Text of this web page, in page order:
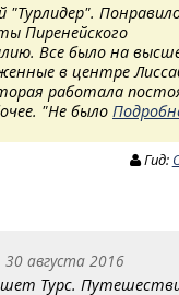
"Турлидер".
Пиренейского
Все было на
в центре
работала
"Не было
Гид:
августа 2016
Турс.